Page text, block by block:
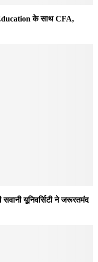
के साथ CFA,
सवानी यूनिवर्सिटी ने जरूरतमंद